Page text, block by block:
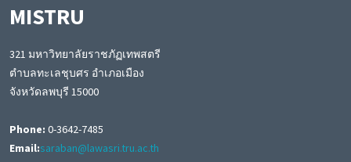
MISTRU
321 มหาวิทยาลัยราชภัฏเทพสตรี
ตำบลทะเลชุบศร อำเภอเมือง
จังหวัดลพบุรี 15000
Phone: 0-3642-7485
Email:saraban@lawasri.tru.ac.th